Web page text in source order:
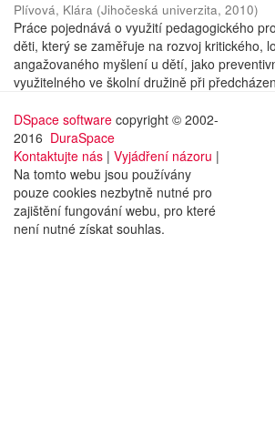
Plívová, Klára (Jihočeská univerzita, 2010)
Práce pojednává o využití pedagogického
děti, který se zaměřuje na rozvoj kritického,
angažovaného myšlení u dětí, jako
využitelného ve školní družině při
DSpace software copyright © 2002-
2016 DuraSpace
Kontaktujte nás | Vyjádření názoru |
Na tomto webu jsou používány
pouze cookies nezbytně nutné pro
zajištění fungování webu, pro které
není nutné získat souhlas.